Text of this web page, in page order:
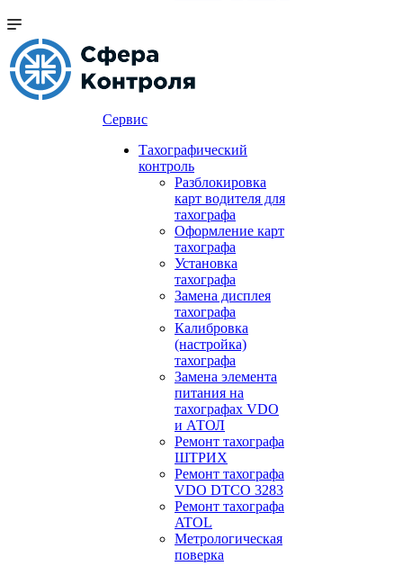
Сервис
Тахографический
контроль
Разблокировка
карт водителя для
тахографа
Оформление карт
тахографа
Установка
тахографа
Замена дисплея
тахографа
Калибровка
(настройка)
тахографа
Замена элемента
питания на
тахографах VDO
и АТОЛ
Ремонт тахографа
ШТРИХ
Ремонт тахографа
VDO DTCO 3283
Ремонт тахографа
ATOL
Метрологическая
поверка